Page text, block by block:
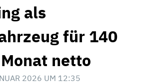
als
für 140
netto
2026 UM 12:35